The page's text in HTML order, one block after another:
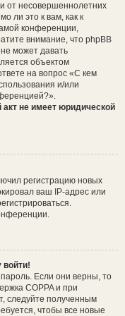
от несовершеннолетних
ли это к вам, как к
конференции,
внимание, что phpBB
может давать
объектом
на вопрос «С кем
и/или
не имеет юридической
регистрацию новых
ваш IP-адрес или
войти!
Если они верны, то
COPPA и при
следуйте полученным
чтобы все новые